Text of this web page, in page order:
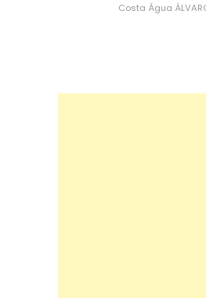
Costa Água